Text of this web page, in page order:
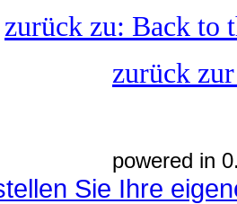
zurück zu: Back to
zurück
powered in
Sie Ihre